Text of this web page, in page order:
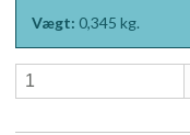
Vægt: 0,345 kg.